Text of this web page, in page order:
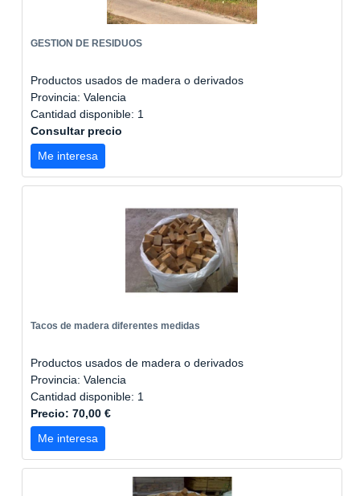
GESTION DE RESIDUOS
Productos usados de madera o derivados
Provincia: Valencia
Cantidad disponible: 1
Consultar precio
Me interesa
Tacos de madera diferentes medidas
Productos usados de madera o derivados
Provincia: Valencia
Cantidad disponible: 1
Precio: 70,00 €
Me interesa